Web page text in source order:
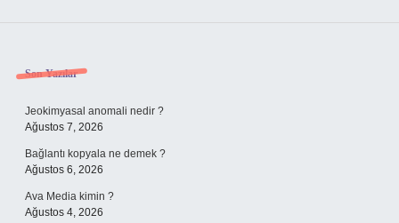
Sidebar
Son Yazılar
Jeokimyasal anomali nedir ?
Ağustos 7, 2026
Bağlantı kopyala ne demek ?
Ağustos 6, 2026
Ava Media kimin ?
Ağustos 4, 2026